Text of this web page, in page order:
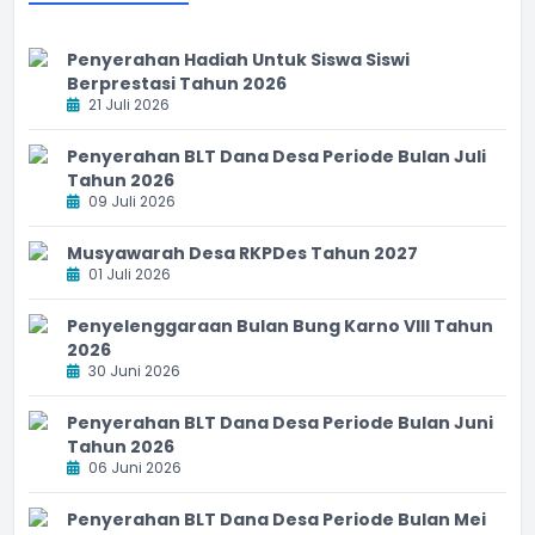
Penyerahan Hadiah Untuk Siswa Siswi
Berprestasi Tahun 2026
21 Juli 2026
Penyerahan BLT Dana Desa Periode Bulan Juli
Tahun 2026
09 Juli 2026
Musyawarah Desa RKPDes Tahun 2027
01 Juli 2026
Penyelenggaraan Bulan Bung Karno VIII Tahun
2026
30 Juni 2026
Penyerahan BLT Dana Desa Periode Bulan Juni
Tahun 2026
06 Juni 2026
Penyerahan BLT Dana Desa Periode Bulan Mei